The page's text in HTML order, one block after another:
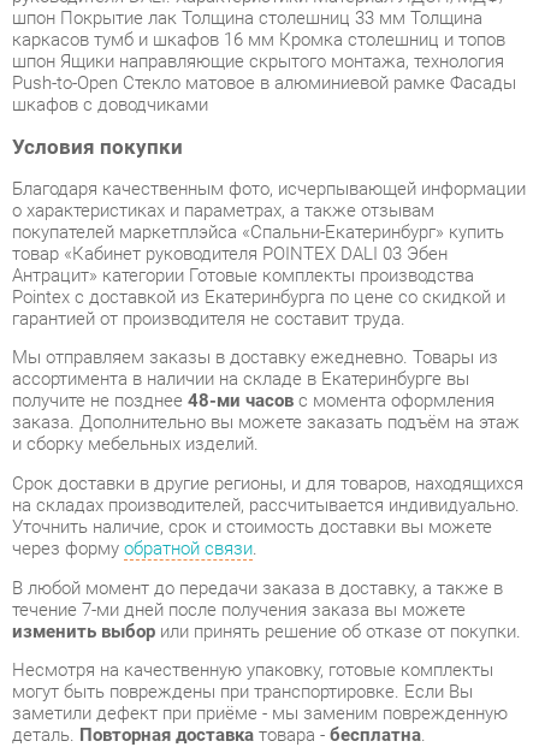
шкафов с доводчиками
Условия покупки
Благодаря качественным фото, исчерпывающей информации
о характеристиках и параметрах, а также отзывам
покупателей маркетплэйса «Спальни-Екатеринбург» купить
товар «Кабинет руководителя POINTEX DALI 03 Эбен
Антрацит» категории Готовые комплекты производства
Pointex с доставкой из Екатеринбурга по цене со скидкой и
гарантией от производителя не составит труда.
Мы отправляем заказы в доставку ежедневно. Товары из
ассортимента в наличии на складе в Екатеринбурге вы
получите не позднее 48-ми часовс момента оформления
заказа. Дополнительно вы можете заказать подъём на этаж
Срок доставки в другие регионы, и для товаров, находящихся
на складах производителей, рассчитывается индивидуально.
Уточнить наличие, срок и стоимость доставки вы можете
через формуобратной связи.
В любой момент до передачи заказа в доставку, а также в
течение 7-ми дней после получения заказа вы можете
изменить выборили принять решение об отказе от покупки.
Несмотря на качественную упаковку, готовые комплекты
могут быть повреждены при транспортировке. Если Вы
заметили дефект при приёме - мы заменим поврежденную
деталь.Повторная доставкатовара -бесплатна.
распространяетсягарантия 1 год, а на некоторые модели – 2
года с момента приобретения.
Кабинет руководителя POINTEX DALI 03 Эбен Антрацит